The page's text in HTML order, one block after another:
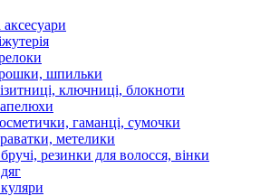
аксесуари
шпильки
ключниці, блокноти
гаманці, сумочки
метелики
резинки для волосся, вінки